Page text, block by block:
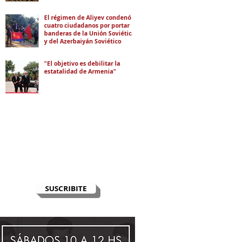
SUSCRIBITE
El régimen de Aliyev condenó a
cuatro ciudadanos por portar
banderas de la Unión Soviética
y del Azerbaiyán Soviético
"El objetivo es debilitar la
estatalidad de Armenia"